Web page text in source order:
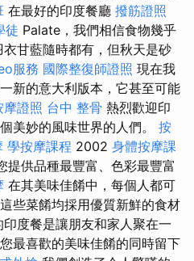
在最好的印度餐廳 撥筋證照
徒 Palate，我們相信食物幾乎
甘藍隨時都有，但秋天是砂
服務 國際整復師證照 現在我
新的意大利版本，它甚至可能
摩證照 台中 整骨 熱烈歡迎印
美妙的風味世界的人們。 按
學按摩課程 2002 身體按摩課
提供品種最豐富、色彩最豐富
在其美味佳餚中，每個人都可
些菜餚均採用優質新鮮的食材
度餐是讓朋友和家人聚在一
最喜歡的美味佳餚的同時留下